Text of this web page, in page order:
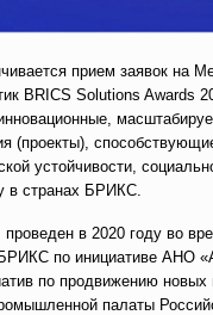
прием заявок на
BRICS Solutions Awards
(проекты),
устойчивости,
в странах БРИКС.
в 2020 году во
по инициативе АНО
по продвижению новых
палаты